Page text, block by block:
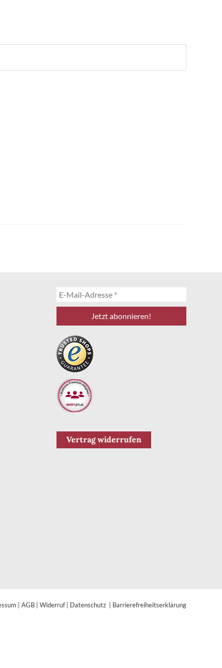
Vertrag widerrufen
AGB Widerruf| Datenschutz Barrierefreiheitserklärung